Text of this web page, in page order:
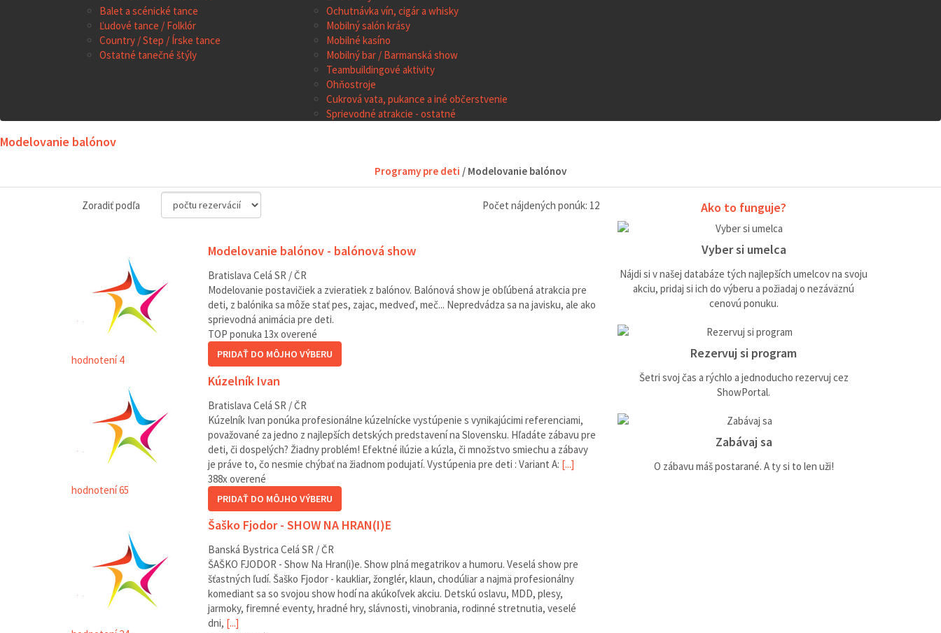
Balet a scénické tance
Ľudové tance / Folklór
Country / Step / Írske tance
Ostatné tanečné štýly
Ochutnávka vín, cigár a whisky
Mobilný salón krásy
Mobilné kasíno
Mobilný bar / Barmanská show
Teambuildingové aktivity
Ohňostroje
Cukrová vata, pukance a iné občerstvenie
Sprievodné atrakcie - ostatné
Modelovanie balónov
Programy pre deti / Modelovanie balónov
Zoradiť podľa Počet nájdených ponúk: 12
hodnotení 4
Modelovanie balónov - balónová show
Bratislava Celá SR / ČR
Modelovanie postavičiek a zvieratiek z balónov. Balónová show je obľúbená atrakcia pre
deti, z balónika sa môže stať pes, zajac, medveď, meč... Nepredvádza sa na javisku, ale ako
sprievodná animácia pre deti.
TOP ponuka 13x overené
PRIDAŤ DO MÔJHO VÝBERU
hodnotení 65
Kúzelník Ivan
Bratislava Celá SR / ČR
Kúzelník Ivan ponúka profesionálne kúzelnícke vystúpenie s vynikajúcimi referenciami,
považované za jedno z najlepších detských predstavení na Slovensku. Hľadáte zábavu pre
deti, či dospelých? Žiadny problém! Efektné ilúzie a kúzla, či množstvo smiechu a zábavy
je práve to, čo nesmie chýbať na žiadnom podujatí. Vystúpenia pre deti : Variant A: [...]
388x overené
PRIDAŤ DO MÔJHO VÝBERU
Šaško Fjodor - SHOW NA HRAN(I)E
Banská Bystrica Celá SR / ČR
ŠAŠKO FJODOR - Show Na Hran(i)e. Show plná megatrikov a humoru. Veselá show pre
šťastných ľudí. Šaško Fjodor - kaukliar, žonglér, klaun, chodúliar a najmä profesionálny
komediant sa so svojou show hodí na akúkoľvek akciu. Detskú oslavu, MDD, plesy,
jarmoky, firemné eventy, hradné hry, slávnosti, vinobrania, rodinné stretnutia, veselé
dni, [...]
Ako to funguje?
Vyber si umelca
Nájdi si v našej databáze tých najlepších umelcov na svoju
akciu, pridaj si ich do výberu a požiadaj o nezáväznú
cenovú ponuku.
Rezervuj si program
Šetri svoj čas a rýchlo a jednoducho rezervuj cez
ShowPortal.
Zabávaj sa
O zábavu máš postarané. A ty si to len uži!